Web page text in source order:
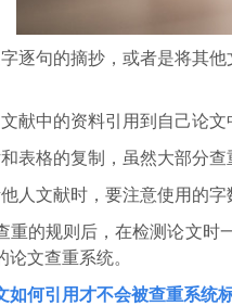
逐句的摘抄，或者是将其
献中的资料引用到自己论
表格的复制，虽然大部分
人文献时，要注意使用的
重的规则后，在检测论文时
文查重系统。
如何引用才不会被查重系统